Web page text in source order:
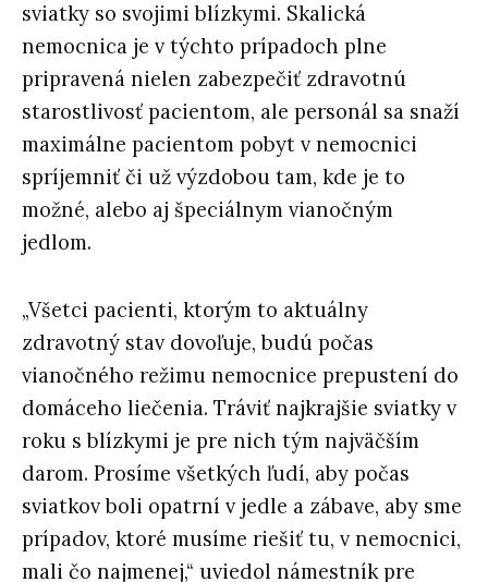
sviatky so svojimi blízkymi. Skalická
nemocnica je v týchto prípadoch plne
pripravená nielen zabezpečiť zdravotnú
starostlivosť pacientom, ale personál sa snaží
maximálne pacientom pobyt v nemocnici
spríjemniť či už výzdobou tam, kde je to
možné, alebo aj špeciálnym vianočným
jedlom.
„Všetci pacienti, ktorým to aktuálny
zdravotný stav dovoľuje, budú počas
vianočného režimu nemocnice prepustení do
domáceho liečenia. Tráviť najkrajšie sviatky v
roku s blízkymi je pre nich tým najväčším
darom. Prosíme všetkých ľudí, aby počas
sviatkov boli opatrní v jedle a zábave, aby sme
prípadov, ktoré musíme riešiť tu, v nemocnici,
mali čo najmenej,“ uviedol námestník pre